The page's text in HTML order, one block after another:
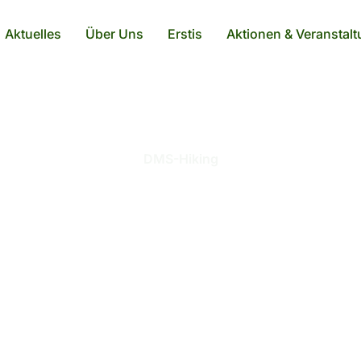
Aktuelles Über Uns Erstis Aktionen &